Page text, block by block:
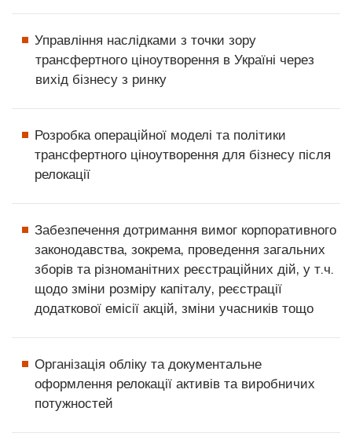
Управління наслідками з точки зору
трансфертного ціноутворення в Україні через
вихід бізнесу з ринку
Розробка операційної моделі та політики
трансфертного ціноутворення для бізнесу після
релокації
Забезпечення дотримання вимог корпоративного
законодавства, зокрема, проведення загальних
зборів та різноманітних реєстраційних дій, у т.ч.
щодо зміни розміру капіталу, реєстрації
додаткової емісії акцій, зміни учасників тощо
Організація обліку та документальне
оформлення релокації активів та виробничих
потужностей